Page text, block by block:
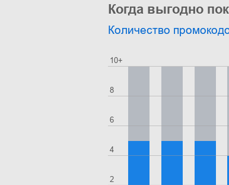
Когда выгодно
Количество
2
4
6
8
10+